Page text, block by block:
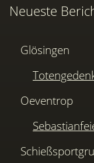
Neueste
Glösingen
Oeventrop